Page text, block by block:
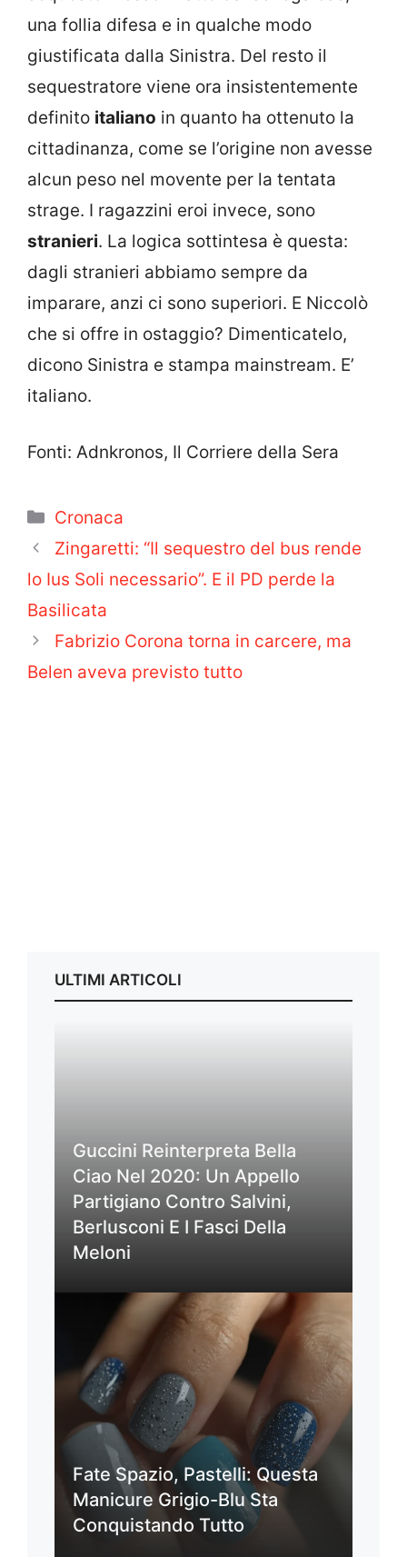
una follia difesa e in qualche modo
giustificata dalla Sinistra. Del resto il
sequestratore viene ora insistentemente
definito italiano in quanto ha ottenuto la
cittadinanza, come se l’origine non avesse
alcun peso nel movente per la tentata
strage. I ragazzini eroi invece, sono
stranieri. La logica sottintesa è questa:
dagli stranieri abbiamo sempre da
imparare, anzi ci sono superiori. E Niccolò
che si offre in ostaggio? Dimenticatelo,
dicono Sinistra e stampa mainstream. E’
italiano.
Fonti: Adnkronos, Il Corriere della Sera
Categorie
Cronaca
Zingaretti: “Il sequestro del bus rende
lo Ius Soli necessario”. E il PD perde la
Basilicata
Fabrizio Corona torna in carcere, ma
Belen aveva previsto tutto
ULTIMI ARTICOLI
Guccini Reinterpreta Bella
Ciao Nel 2020: Un Appello
Partigiano Contro Salvini,
Berlusconi E I Fasci Della
Meloni
Fate Spazio, Pastelli: Questa
Manicure Grigio-Blu Sta
Conquistando Tutto